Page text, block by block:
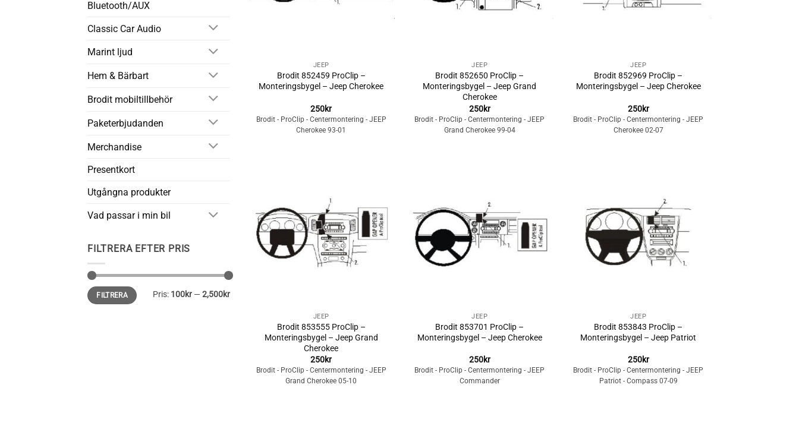
Bluetooth/AUX
Classic Car Audio
Marint ljud
Hem & Bärbart
Brodit mobiltillbehör
Paketerbjudanden
Merchandise
Presentkort
Utgångna produkter
Vad passar i min bil
FILTRERA EFTER PRIS
Min
pris
Max
prisFILTRERA Pris: 100kr — 2,500kr
JEEP
Brodit 852459 ProClip –
Monteringsbygel – Jeep Cherokee
250kr
Brodit - ProClip - Centermontering - JEEP
Cherokee 93-01
JEEP
Brodit 852650 ProClip –
Monteringsbygel – Jeep Grand
Cherokee
250kr
Brodit - ProClip - Centermontering - JEEP
Grand Cherokee 99-04
JEEP
Brodit 852969 ProClip –
Monteringsbygel – Jeep Cherokee
250kr
Brodit - ProClip - Centermontering - JEEP
Cherokee 02-07
JEEP
Brodit 853555 ProClip –
Monteringsbygel – Jeep Grand
Cherokee
250kr
Brodit - ProClip - Centermontering - JEEP
Grand Cherokee 05-10
JEEP
Brodit 853701 ProClip –
Monteringsbygel – Jeep Cherokee
250kr
Brodit - ProClip - Centermontering - JEEP
Commander
önskelistan
JEEP
Brodit 853843 ProClip –
Monteringsbygel – Jeep Patriot
250kr
Brodit - ProClip - Centermontering - JEEP
Patriot - Compass 07-09